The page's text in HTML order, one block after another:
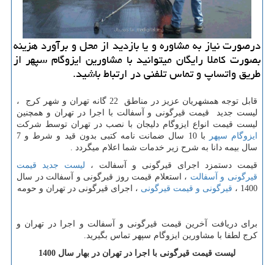
درصورت نیاز به مشاوره و یا بازدید از محل و برآورد هزینه
بصورت كاملا رایگان میتوانید با مشاورین ایزوگام سپهر از
طریق واتساپ و تماس تلفنی در ارتباط باشید.
قابل توجه همشهریان عزیز در مناطق 22 گانه تهران و شهر کرج ،
لیست جدید قیمت قیرگونی و آسفالت با اجرا در تهران و همچنین
لیست قیمت انواع ایزوگام دلیجان با نصب در تهران توسط شرکت
ایزوگام سپهر
با 10 سال ضمانت نامه کتبی بدون قید و شرط و 7
سال بیمه دانا به شرح زیر خدمات شما اعلام میگردد .
قیمت دستمزد اجرای قیرگونی و آسفالت ، لیست جدید قیمت
قیرگونی و آسفالت ، استعلام قیمت روز قیرگونی و آسفالت در سال
1400 ،
قیرگونی و قیمت قیرگونی ، اجرای قیرگونی در تهران و حومه
برای دریافت آخرین قیمت قیرگونی و آسفالت و اجرا در تهران و
کرج لطفا با مشاورین ایزوگام سپهر تماس بگیرید.
لیست قیمت قیرگونی با اجرا در تهران در بهار سال 1400